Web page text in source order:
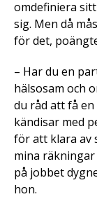
omdefiniera
sig. Men då
för det,
– Har du en
hälsosam och
du råd att få
kändisar med
för att klara av
mina
på jobbet
hon.